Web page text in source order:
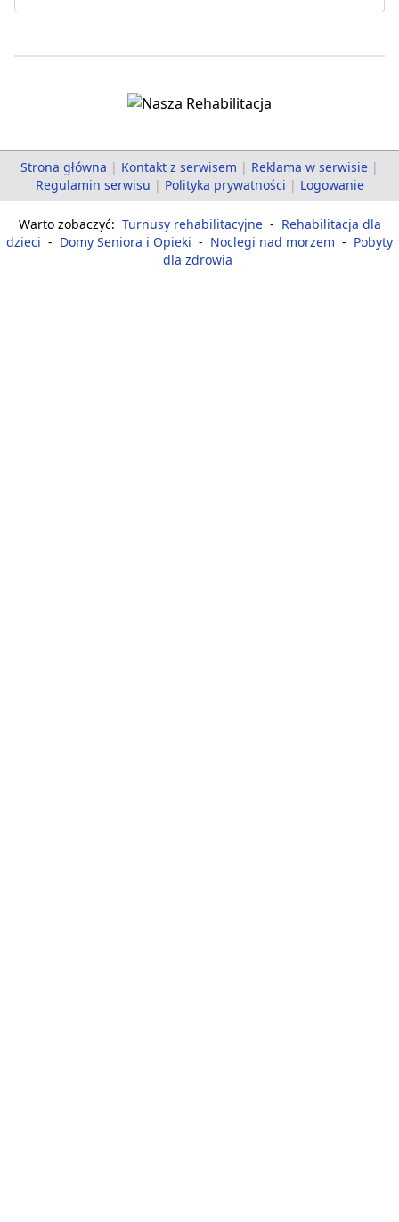
Strona główna | Kontakt z serwisem | Reklama w serwisie |
Regulamin serwisu | Polityka prywatności | Logowanie
Warto zobaczyć: Turnusy rehabilitacyjne - Rehabilitacja dla
dzieci - Domy Seniora i Opieki - Noclegi nad morzem - Pobyty
dla zdrowia